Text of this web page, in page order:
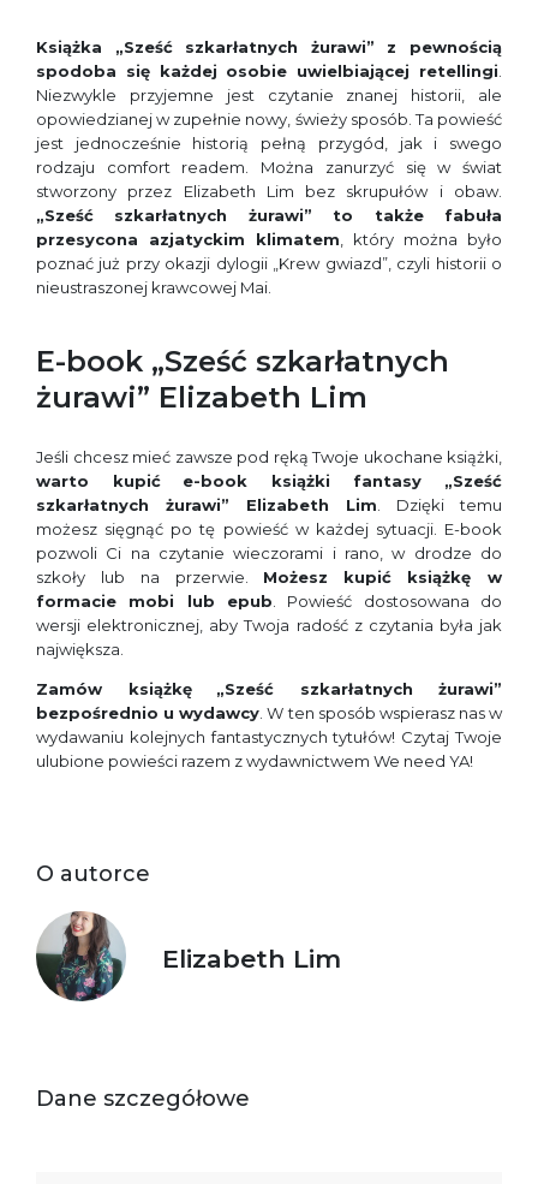
Książka „Sześć szkarłatnych żurawi” z pewnością
spodoba się każdej osobie uwielbiającej retellingi
Niezwykle przyjemne jest czytanie znanej historii, ale
opowiedzianej w zupełnie nowy, świeży sposób. Ta powieść
jest jednocześnie historią pełną przygód, jak i swego
rodzaju comfort readem. Można zanurzyć się w świat
stworzony przez Elizabeth Lim bez skrupułów i obaw.
„Sześć szkarłatnych żurawi” to także fabuła
przesycona azjatyckim klimatem , który można było
poznać już przy okazji dylogii „Krew gwiazd”, czyli historii o
nieustraszonej krawcowej Mai.
E-book „Sześć szkarłatnych
żurawi” Elizabeth Lim
Jeśli chcesz mieć zawsze pod ręką Twoje ukochane książki,
warto kupić
e-book książki fantasy
„Sześć
szkarłatnych żurawi” Elizabeth Lim . Dzięki temu
możesz sięgnąć po tę powieść w każdej sytuacji. E-book
pozwoli Ci na czytanie wieczorami i rano, w drodze do
szkoły lub na przerwie. Możesz kupić
książkę w
formacie mobi lub epub . Powieść dostosowana do
wersji elektronicznej, aby Twoja radość z czytania była jak
największa.
Zamów książkę
„Sześć szkarłatnych żurawi”
bezpośrednio u wydawcy . W ten sposób wspierasz nas w
wydawaniu kolejnych fantastycznych tytułów! Czytaj Twoje
ulubione powieści razem z wydawnictwem We need YA!
O autorce
Elizabeth Lim
Dane szczegółowe